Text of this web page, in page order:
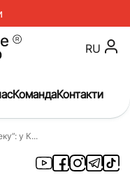
RU
КомандаКонтакти
у К...